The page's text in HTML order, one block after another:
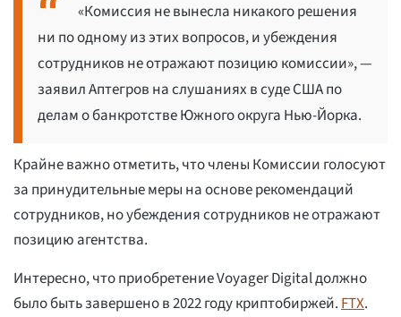
«Комиссия не вынесла никакого решения
ни по одному из этих вопросов, и убеждения
сотрудников не отражают позицию комиссии», —
заявил Аптегров на слушаниях в суде США по
делам о банкротстве Южного округа Нью-Йорка.
Крайне важно отметить, что члены Комиссии голосуют
за принудительные меры на основе рекомендаций
сотрудников, но убеждения сотрудников не отражают
позицию агентства.
Интересно, что приобретение Voyager Digital должно
было быть завершено в 2022 году криптобиржей.FTX.